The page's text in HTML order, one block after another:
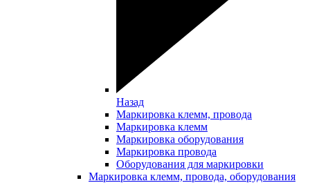
Назад
Маркировка клемм, провода
Маркировка клемм
Маркировка оборудования
Маркировка провода
Оборудования для маркировки
Маркировка клемм, провода, оборудования